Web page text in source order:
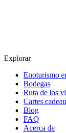
Explorar
Enoturismo
Bodegas
Ruta de los
Cartes
Blog
FAQ
Acerca de